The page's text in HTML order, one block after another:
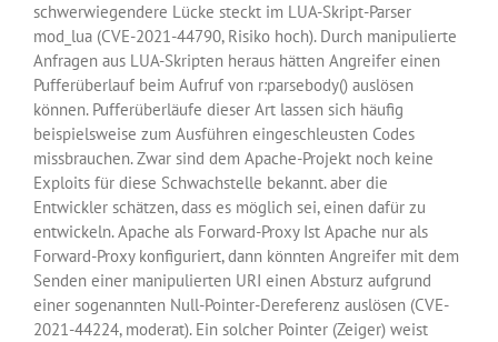
schwerwiegendere Lücke steckt im LUA-Skript-Parser
mod_lua (CVE-2021-44790, Risiko hoch). Durch manipulierte
Anfragen aus LUA-Skripten heraus hätten Angreifer einen
Pufferüberlauf beim Aufruf von r:parsebody() auslösen
können. Pufferüberläufe dieser Art lassen sich häufig
beispielsweise zum Ausführen eingeschleusten Codes
missbrauchen. Zwar sind dem Apache-Projekt noch keine
Exploits für diese Schwachstelle bekannt. aber die
Entwickler schätzen, dass es möglich sei, einen dafür zu
entwickeln. Apache als Forward-Proxy Ist Apache nur als
Forward-Proxy konfiguriert, dann könnten Angreifer mit dem
Senden einer manipulierten URI einen Absturz aufgrund
einer sogenannten Null-Pointer-Dereferenz auslösen (CVE-
2021-44224, moderat). Ein solcher Pointer (Zeiger) weist